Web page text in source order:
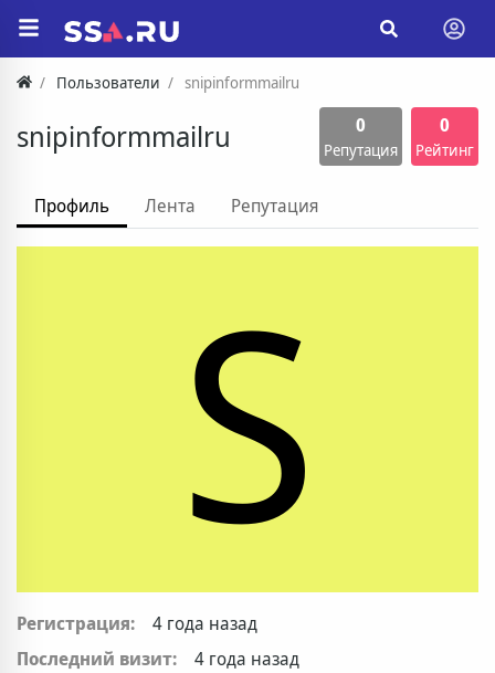
Пользователи snipinformmailru
snipinformmailru 0
Репутация
0
Рейтинг
Профиль Лента Репутация
S
Регистрация:
4 года назад
Последний визит:
4 года назад